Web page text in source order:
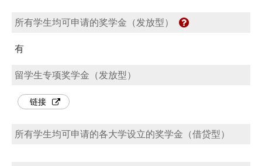
所有学生均可申请的奖学金（发放型）
有
留学生专项奖学金（发放型）
链接
所有学生均可申请的各大学设立的奖学金（借贷型）